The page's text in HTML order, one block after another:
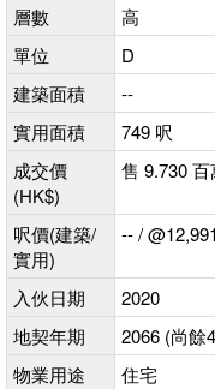
層數
高
單位
D
建築面積
--
實用面積
749 呎
成交價
(HK$)
售 9.730 百
呎價(建築/
實用)
-- / @12,991
入伙日期
2020
地契年期
2066 (尚餘
物業用途
住宅